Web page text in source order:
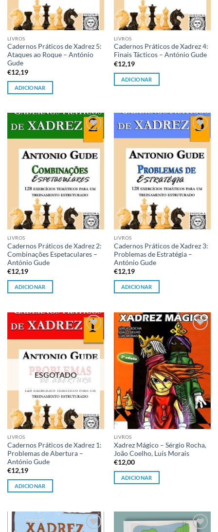
LIVROS
Cadernos Práticos de Xadrez 5:
Ataques ao Roque – António
Gude
€12,19
ADICIONAR
LIVROS
Cadernos Práticos de Xadrez 4:
Finais Tácticos – António Gude
€12,19
ADICIONAR
Adicionar
à lista de
desejos
LIVROS
Cadernos Práticos de Xadrez 2:
Combinações Espetaculares –
António Gude
€12,19
ADICIONAR
Adicionar
à lista de
desejos
LIVROS
Cadernos Práticos de Xadrez 3:
Problemas de Estratégia –
António Gude
€12,19
ADICIONAR
à lista de
desejos
ESGOTADO
LIVROS
Cadernos Práticos de Xadrez 1:
Problemas de Abertura –
António Gude
€12,19
ADICIONAR
Adicionar
à lista de
desejos
LIVROS
Xadrez Mágico – Sérgio Rocha,
João Coelho, Luís Morais
€12,00
ADICIONAR